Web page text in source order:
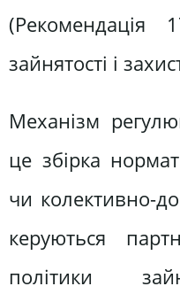
(Рекомендація
зайнятості і
Механізм
це збірка
чи колективно-
керуються
політики